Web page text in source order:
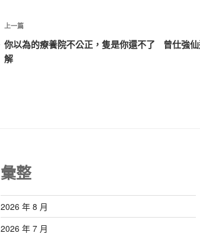
文
章
導
上
一
篇
上一篇
你以為的療養院不公正，隻是你還不了
解
曾仕強
彙整
2026 年 8 月
2026 年 7 月